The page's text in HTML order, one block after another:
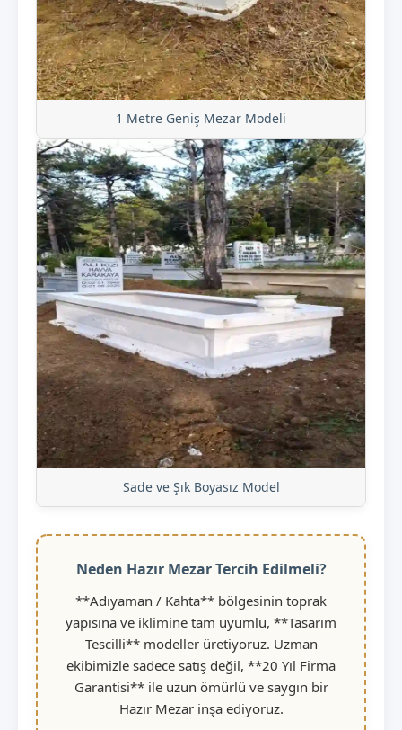
1 Metre Geniş Mezar Modeli
Sade ve Şık Boyasız Model
Neden Hazır Mezar Tercih Edilmeli?
**Adıyaman / Kahta** bölgesinin toprak
yapısına ve iklimine tam uyumlu, **Tasarım
Tescilli** modeller üretiyoruz. Uzman
ekibimizle sadece satış değil, **20 Yıl Firma
Garantisi** ile uzun ömürlü ve saygın bir
Hazır Mezar inşa ediyoruz.